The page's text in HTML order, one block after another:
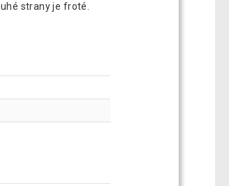
strany je froté.